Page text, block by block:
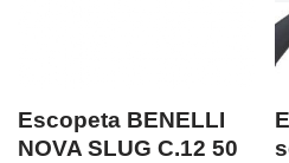
Escopeta BENELLI
NOVA SLUG C.12 50